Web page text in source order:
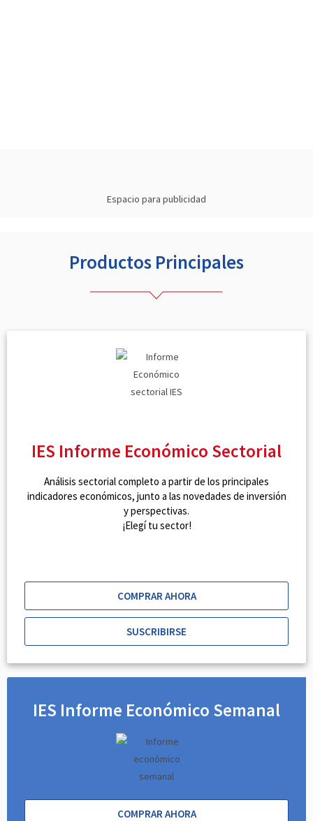
Espacio para publicidad
Productos Principales
IES Informe Económico Sectorial
Análisis sectorial completo a partir de los principales
indicadores económicos, junto a las novedades de inversión
y perspectivas.
¡Elegí tu sector!
COMPRAR AHORA
SUSCRIBIRSE
IES Informe Económico Semanal
COMPRAR AHORA